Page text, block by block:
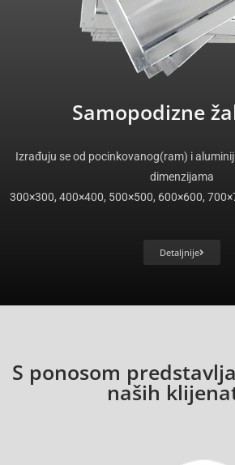
Samopodizne
Izrađuju se od pocinkovanog(ram) i
dimenzijama
300×300, 400×400, 500×500, 600×600,
Detaljnije
S ponosom
naših